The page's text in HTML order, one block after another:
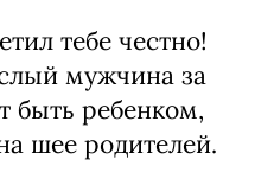
тебе честно!
мужчина за
быть ребенком,
шее родителей.